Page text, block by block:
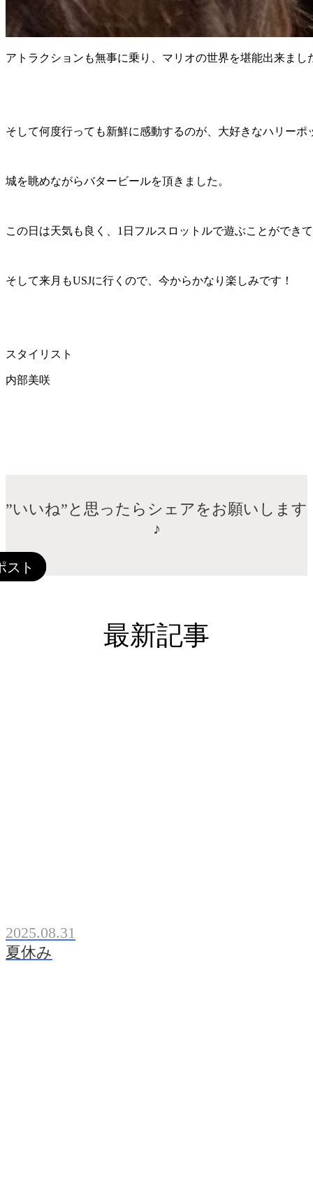
アトラクションも無事に乗り、マリオの世界を堪能出来まし
そして何度行っても新鮮に感動するのが、大好きなハリーポ
城を眺めながらバタービールを頂きました。
この日は天気も良く、1日フルスロットルで遊ぶことができ
そして来月もUSJに行くので、今からかなり楽しみです！
スタイリスト
内部美咲
”いいね”と思ったらシェアをお願いします
♪
最新記事
2025.08.31
夏休み